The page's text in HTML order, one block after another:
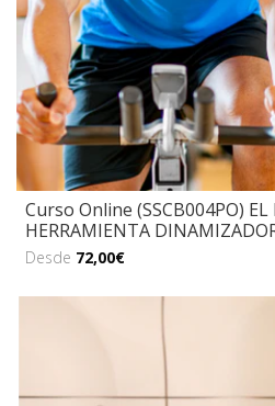
Curso Online (SSCB004PO) EL
HERRAMIENTA
Desde 72,00€